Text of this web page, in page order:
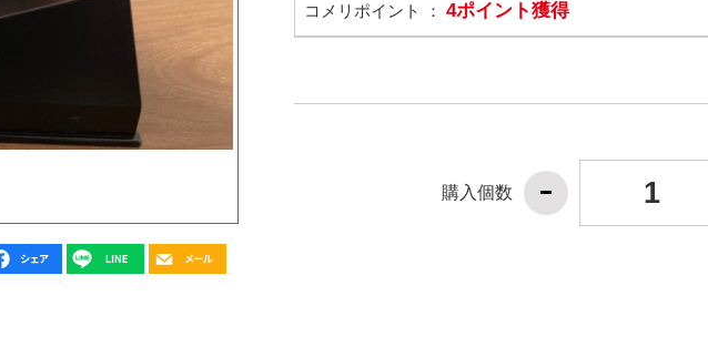
コメリポイント ： 4ポイント獲得
購入個数